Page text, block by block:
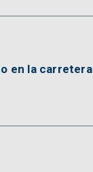
en la carretera